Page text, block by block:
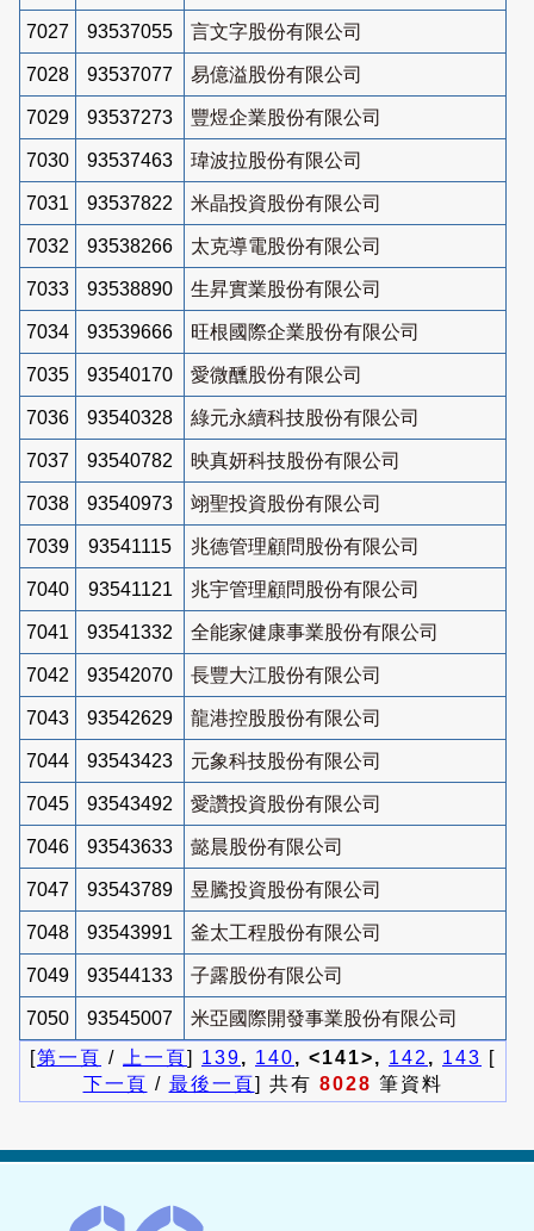
7027 93537055 言文字股份有限公司
7028 93537077 易億溢股份有限公司
7029 93537273 豐煜企業股份有限公司
7030 93537463 瑋波拉股份有限公司
7031 93537822 米晶投資股份有限公司
7032 93538266 太克導電股份有限公司
7033 93538890 生昇實業股份有限公司
7034 93539666 旺根國際企業股份有限公司
7035 93540170 愛微醺股份有限公司
7036 93540328 綠元永續科技股份有限公司
7037 93540782 映真妍科技股份有限公司
7038 93540973 翊聖投資股份有限公司
7039 93541115 兆德管理顧問股份有限公司
7040 93541121 兆宇管理顧問股份有限公司
7041 93541332 全能家健康事業股份有限公司
7042 93542070 長豐大江股份有限公司
7043 93542629 龍港控股股份有限公司
7044 93543423 元象科技股份有限公司
7045 93543492 愛讚投資股份有限公司
7046 93543633 懿晨股份有限公司
7047 93543789 昱騰投資股份有限公司
7048 93543991 釜太工程股份有限公司
7049 93544133 子露股份有限公司
7050 93545007
米亞國際開發事業股份有限公司
[第一頁 / 上一頁] 139, 140, <141>, 142 , 143 [
下一頁 / 最後一頁] 共有 8028 筆資料